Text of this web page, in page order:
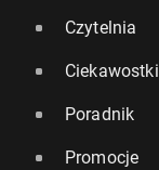
Czytelnia
Ciekawostki
Poradnik
Promocje